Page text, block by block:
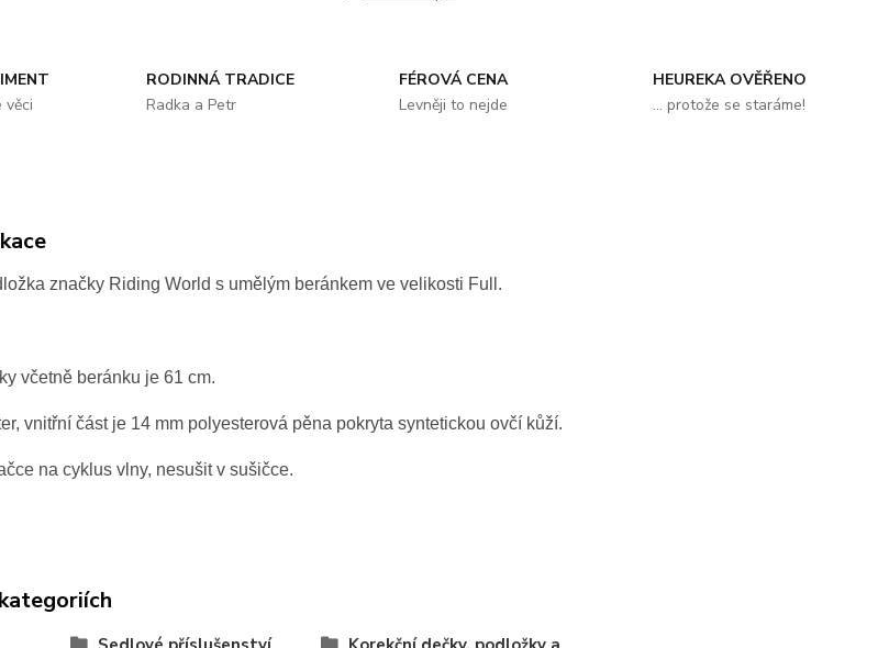
věci
RODINNÁ TRADICE
Radka a Petr
FÉROVÁ CENA
Levněji to nejde
HEUREKA OVĚŘENO
... protože se staráme!
značky Riding World s umělým beránkem ve velikosti Full.
včetně beránku je 61 cm.
vnitřní část je 14 mm polyesterová pěna pokryta syntetickou ovčí kůží.
na cyklus vlny, nesušit v sušičce.